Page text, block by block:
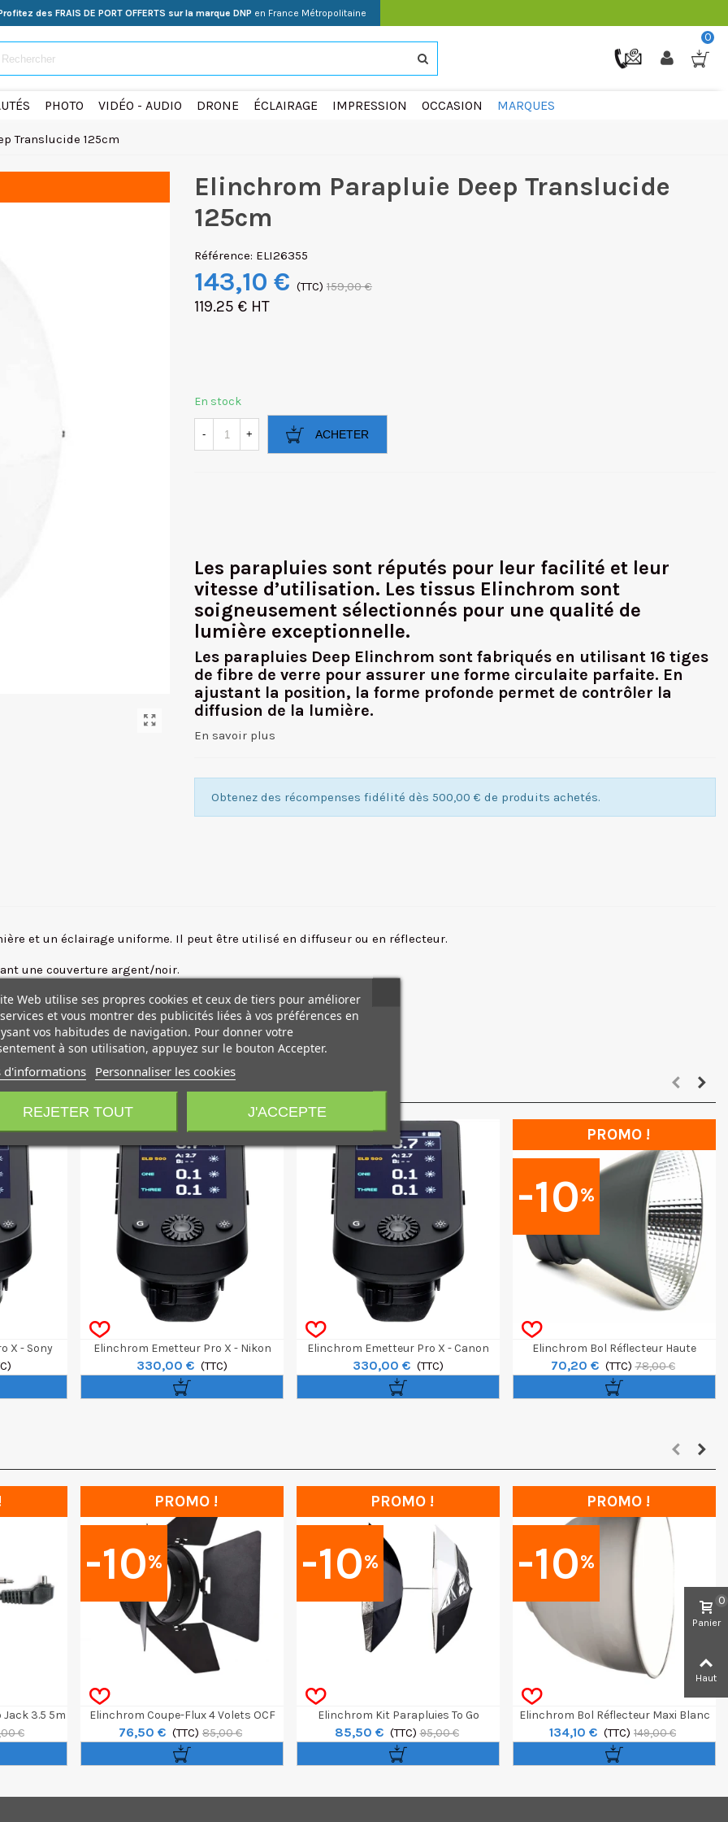
des FRAIS DE PORT OFFERTS sur la marque DNP en France Métropolitaine
0
PHOTO VIDÉO - AUDIO DRONE ÉCLAIRAGE IMPRESSION OCCASION MARQUES
Translucide 125cm
Elinchrom Parapluie Deep Translucide
125cm
Référence: ELI26355
143,10 € (TTC) 159,00 €
119.25 € HT
En stock
- + ACHETER
Les parapluies sont réputés pour leur facilité et leur
vitesse d’utilisation. Les tissus Elinchrom sont
soigneusement sélectionnés pour une qualité de
lumière exceptionnelle.
Les parapluies Deep Elinchrom sont fabriqués en utilisant 16 tiges
de fibre de verre pour assurer une forme circulaite parfaite. En
ajustant la position, la forme profonde permet de contrôler la
diffusion de la lumière.
En savoir plus
Obtenez des récompenses fidélité dès 500,00 € de produits achetés.
et un éclairage uniforme. Il peut être utilisé en diffuseur ou en réflecteur.
une couverture argent/noir.
X - Sony Elinchrom Emetteur Pro X - Nikon
330,00 € (TTC)
Elinchrom Emetteur Pro X - Canon
330,00 € (TTC)
-10%
PROMO !
Elinchrom Bol Réflecteur Haute
Performance OCF
70,20 € (TTC) 78,00 €
3.5 5m
€
-10%
PROMO !
Elinchrom Coupe-Flux 4 Volets OCF
ONE
76,50 € (TTC) 85,00 €
-10%
PROMO !
Elinchrom Kit Parapluies To Go
Shallow Argent Et Blanc / Translucide
85,50 € (TTC) 95,00 €
-10%
PROMO !
Elinchrom Bol Réflecteur Maxi Blanc
40cm 59°
134,10 € (TTC) 149,00 €
Web utilise ses propres cookies et ceux de tiers pour améliorer
et vous montrer des publicités liées à vos préférences en
vos habitudes de navigation. Pour donner votre
à son utilisation, appuyez sur le bouton Accepter.
d'informations Personnaliser les cookies
REJETER TOUT J'ACCEPTE
Panier
0
Haut